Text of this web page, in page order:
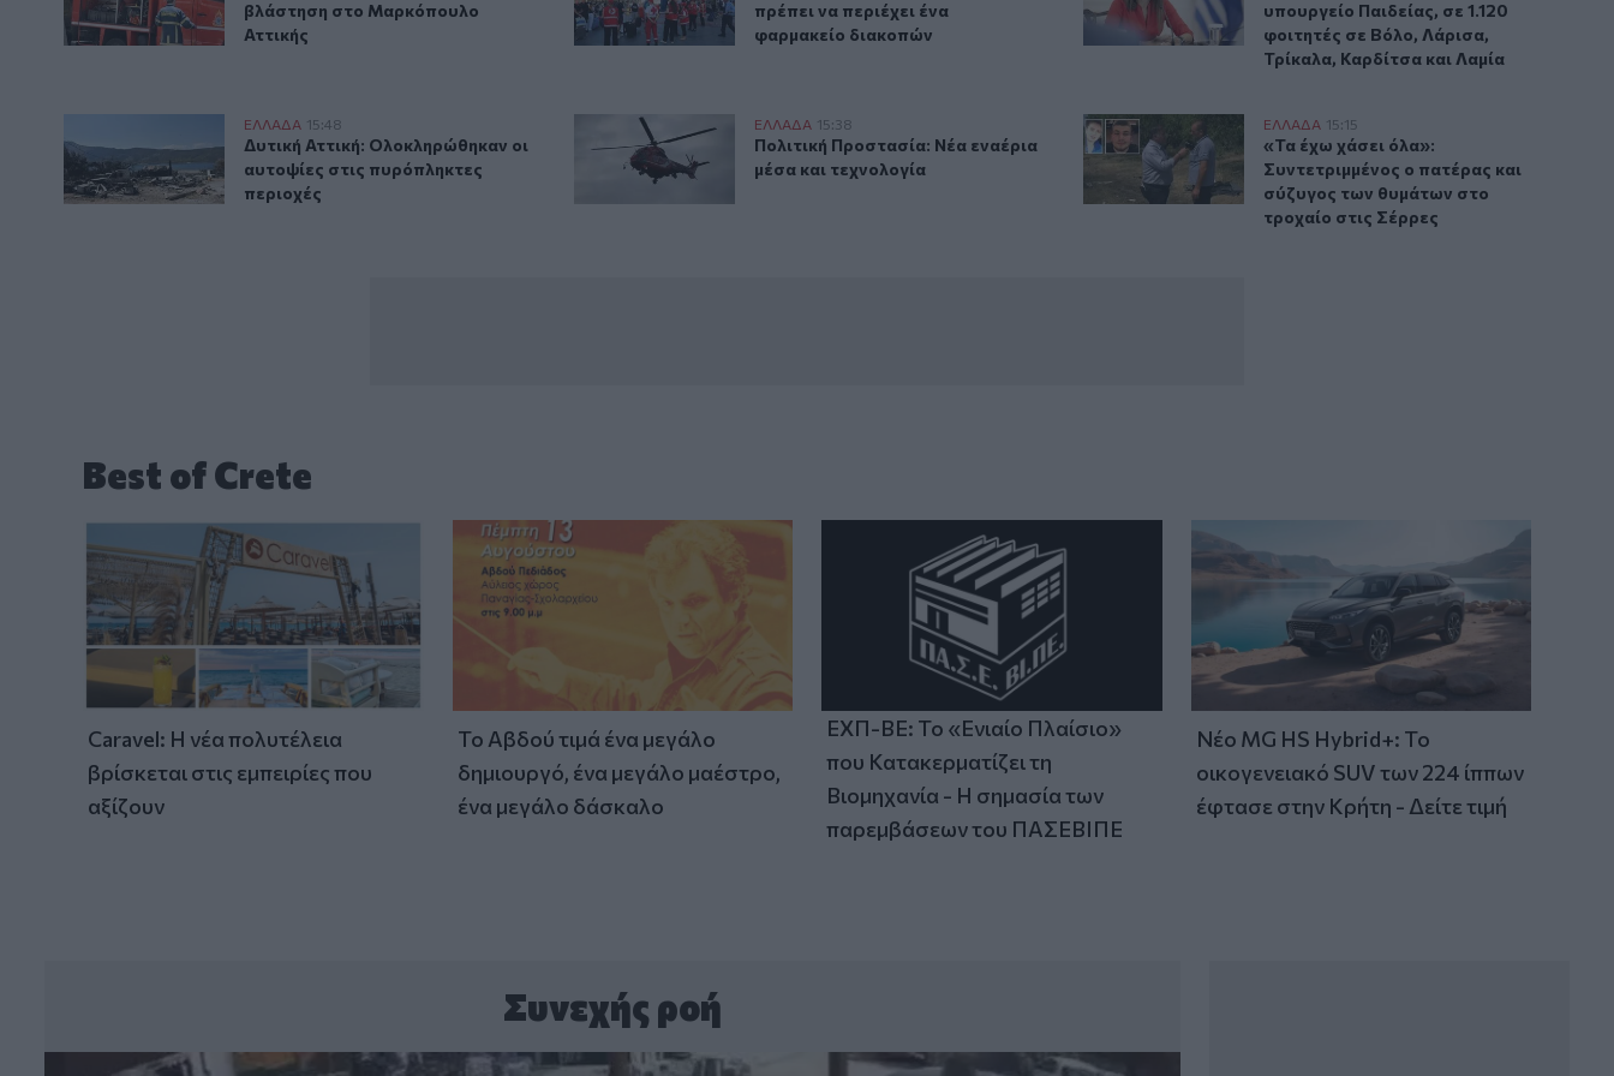
βίντεο
και τεχνολογία
βλάστηση στο Μαρκόπουλο
Αττικής
πρέπει να περιέχει ένα
φαρμακείο διακοπών
υπουργείο Παιδείας, σε 1.120
φοιτητές σε Βόλο, Λάρισα,
Τρίκαλα, Καρδίτσα και Λαμία
Δυτική Αττική: Ολοκληρώθηκαν οι αυτοψίες στις πυρόπληκτες περιοχές
ΕΛΛAΔΑ 15:48
Δυτική Αττική: Ολοκληρώθηκαν οι αυτοψίες στις πυρόπληκτες περιοχές
Δυτική Αττική: Ολοκληρώθηκαν οι
αυτοψίες στις πυρόπληκτες
περιοχές
Πολιτική Προστασία: Νέα εναέρια μέσα και τεχνολογία
ΕΛΛAΔΑ 15:38
Πολιτική Προστασία: Νέα εναέρια μέσα και τεχνολογία
Πολιτική Προστασία: Νέα εναέρια
μέσα και τεχνολογία
«Τα έχω χάσει όλα»: Συντετριμμένος ο πατέρας και
ΕΛΛAΔΑ 15:15
«Τα έχω χάσει όλα»: Συντετριμμένος
«Τα έχω χάσει όλα»:
Συντετριμμένος ο πατέρας και
σύζυγος των θυμάτων στο
τροχαίο στις Σέρρες
Best of Crete
Caravel: Η νέα πολυτέλεια
βρίσκεται στις εμπειρίες που
αξίζουν
Το Αβδού τιμά ένα μεγάλο
δημιουργό, ένα μεγάλο μαέστρο,
ένα μεγάλο δάσκαλο
ΕΧΠ-ΒΕ: Το «Ενιαίο Πλαίσιο»
που Κατακερματίζει τη
Βιομηχανία - Η σημασία των
παρεμβάσεων του ΠΑΣΕΒΙΠΕ
Νέο MG HS Hybrid+: Το
οικογενειακό SUV των 224 ίππων
έφτασε στην Κρήτη - Δείτε τιμή
Συνεχής ροή